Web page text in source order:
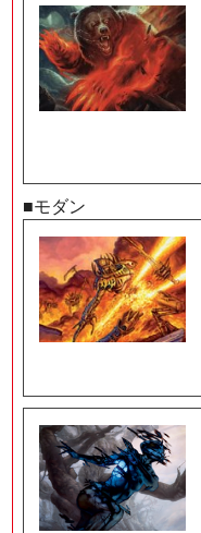
■モダン